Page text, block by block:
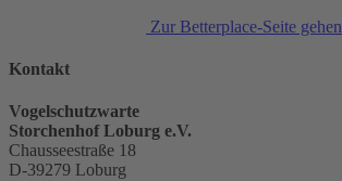
Zur Betterplace-Seite gehen
Kontakt
Vogelschutzwarte
Storchenhof Loburg e.V.
Chausseestraße 18
D-39279 Loburg